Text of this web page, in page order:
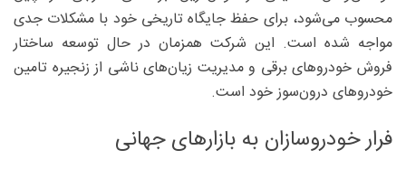
محسوب می‌شود، برای حفظ جایگاه تاریخی خود با مشکلات جدی
مواجه شده است. این شرکت همزمان در حال توسعه ساختار
فروش خودروهای برقی و مدیریت زیان‌های ناشی از زنجیره تامین
خودروهای درون‌سوز خود است.
فرار خودروسازان به بازارهای جهانی